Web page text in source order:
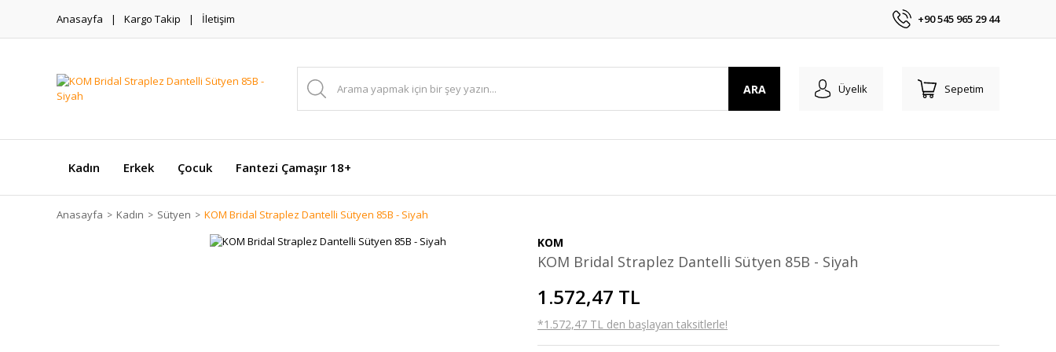
Anasayfa Kargo Takip İletişim +90 545 965 29 44
ARA Üyelik Sepetim
Kadın Erkek Çocuk Fantezi Çamaşır 18+
Anasayfa Kadın Sütyen KOM Bridal Straplez Dantelli Sütyen 85B - Siyah
KOM
KOM Bridal Straplez Dantelli Sütyen 85B - Siyah
1.572,47 TL
*1.572,47 TL den başlayan taksitlerle!